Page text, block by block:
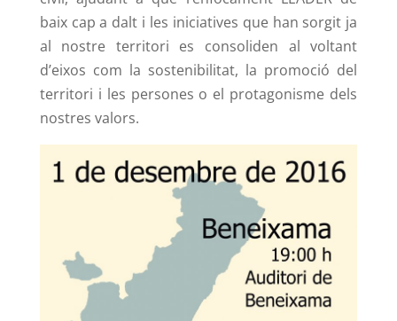
baix cap a dalt i les iniciatives que han sorgit ja
al nostre territori es consoliden al voltant
d’eixos com la sostenibilitat, la promoció del
territori i les persones o el protagonisme dels
nostres valors.